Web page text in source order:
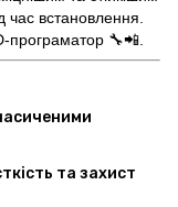
встановлення.
програматор 🔧📲.
та захист